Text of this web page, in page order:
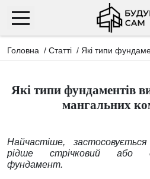
Головна / Статті / Які типи
Які типи фундаментів
мангальних
Найчастіше,
рідше стрічковий або
фундамент.